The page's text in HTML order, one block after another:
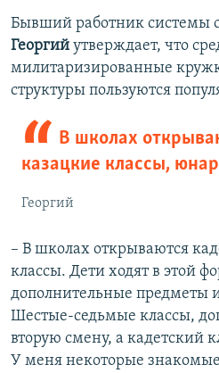
Бывший работник системы
Георгий утверждает, что
милитаризированные
структуры пользуются
В школах
казацкие классы,
Георгий
– В школах открываются
классы. Дети ходят в этой
дополнительные предметы
Шестые-седьмые классы,
вторую смену, а кадетский
У меня некоторые